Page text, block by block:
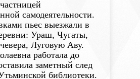
самодеятельности.
пьес выезжали в
Ураш, Чугаты,
Луговую Аву.
работала до
заметный след
библиотеки.